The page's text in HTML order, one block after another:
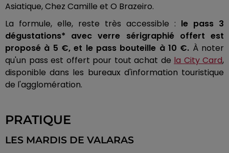
Asiatique, Chez Camille et O Brazeiro.
La formule, elle, reste très accessible : le pass 3
dégustations* avec verre sérigraphié offert est
proposé à 5 €, et le pass bouteille à 10 €. À noter
qu'un pass est offert pour tout achat de la City Card,
disponible dans les bureaux d'information touristique
de l'agglomération.
PRATIQUE
LES MARDIS DE VALARAS